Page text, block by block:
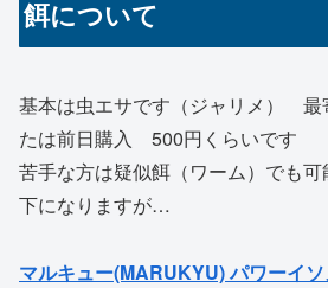
餌について
基本は虫エサです（ジャリメ） 最
たは前日購入 500円くらいです
苦手な方は疑似餌（ワーム）でも
下になりますが…
マルキュー(MARUKYU) パワーイソ